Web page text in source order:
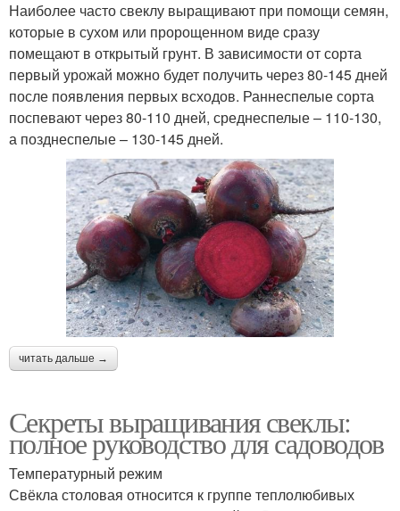
Наиболее часто свеклу выращивают при помощи семян,
которые в сухом или пророщенном виде сразу
помещают в открытый грунт. В зависимости от сорта
первый урожай можно будет получить через 80-145 дней
после появления первых всходов. Раннеспелые сорта
поспевают через 80-110 дней, среднеспелые – 110-130,
а позднеспелые – 130-145 дней.
читать дальше →
Секреты выращивания свеклы:
полное руководство для садоводов
Температурный режим
Свёкла столовая относится к группе теплолюбивых